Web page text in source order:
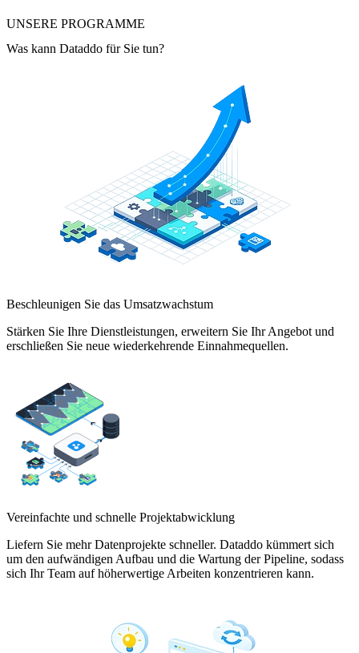
UNSERE PROGRAMME
Was kann Dataddo für Sie tun?
Beschleunigen Sie das Umsatzwachstum
Stärken Sie Ihre Dienstleistungen, erweitern Sie Ihr Angebot und
erschließen Sie neue wiederkehrende Einnahmequellen.
Vereinfachte und schnelle Projektabwicklung
Liefern Sie mehr Datenprojekte schneller. Dataddo kümmert sich
um den aufwändigen Aufbau und die Wartung der Pipeline, sodass
sich Ihr Team auf höherwertige Arbeiten konzentrieren kann.